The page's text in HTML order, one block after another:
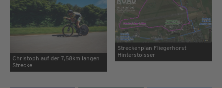
Christoph auf der 7,58km langen
Strecke
Streckenplan Fliegerhorst
Hinterstoisser